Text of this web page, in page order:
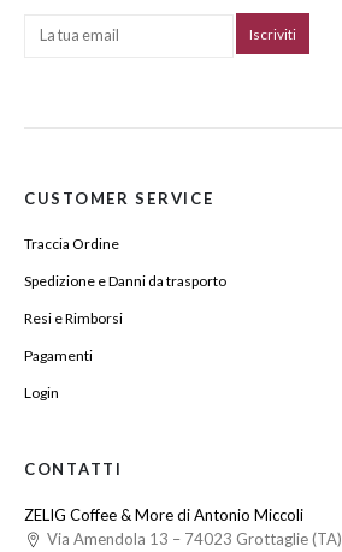
CUSTOMER SERVICE
Traccia Ordine
Spedizione e Danni da trasporto
Resi e Rimborsi
Pagamenti
Login
CONTATTI
ZELIG Coffee & More di Antonio Miccoli
Via Amendola 13 – 74023 Grottaglie (TA)